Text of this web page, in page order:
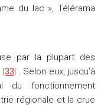
du lac », Télérama
par la plupart des
|33| . Selon eux, jusqu’à
du fonctionnement
régionale et la crue